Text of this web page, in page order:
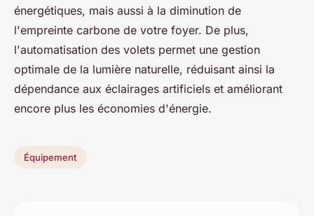
énergétiques, mais aussi à la diminution de
l'empreinte carbone de votre foyer. De plus,
l'automatisation des volets permet une gestion
optimale de la lumière naturelle, réduisant ainsi la
dépendance aux éclairages artificiels et améliorant
encore plus les économies d'énergie.
Équipement